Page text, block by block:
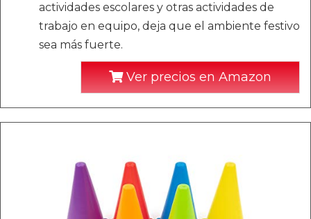
actividades escolares y otras actividades de
trabajo en equipo, deja que el ambiente festivo
sea más fuerte.
Ver precios en Amazon